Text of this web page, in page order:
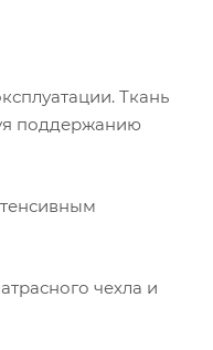
Ткань
поддержанию
чехла и